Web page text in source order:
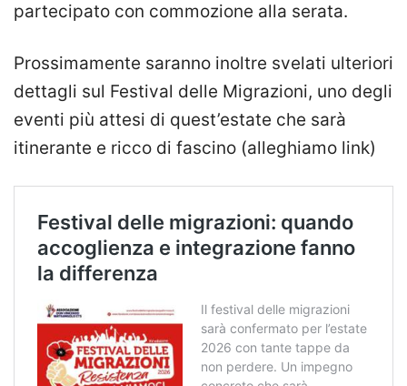
partecipato con commozione alla serata.
Prossimamente saranno inoltre svelati ulteriori
dettagli sul Festival delle Migrazioni, uno degli
eventi più attesi di quest’estate che sarà
itinerante e ricco di fascino (alleghiamo link)